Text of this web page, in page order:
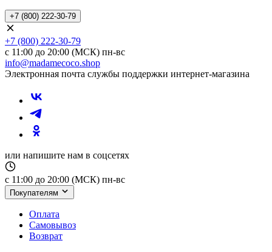
+7 (800) 222-30-79
+7 (800) 222-30-79
с 11:00 до 20:00 (МСК) пн-вс
info@madamecoco.shop
Электронная почта службы поддержки интернет-магазина
или напишите нам в соцсетях
с 11:00 до 20:00 (МСК) пн-вс
Покупателям
Оплата
Самовывоз
Возврат